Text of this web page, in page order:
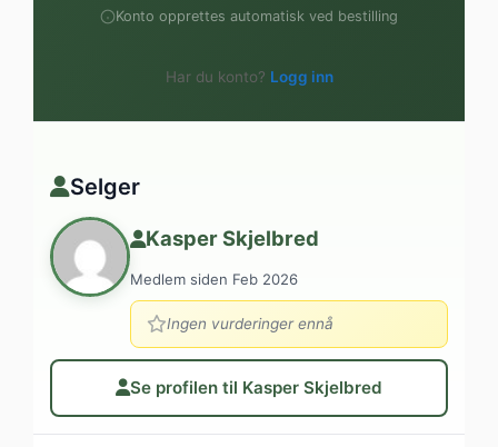
Konto opprettes automatisk ved bestilling
Har du konto? Logg inn
Selger
Kasper Skjelbred
Medlem siden Feb 2026
Ingen vurderinger ennå
Se profilen til Kasper Skjelbred